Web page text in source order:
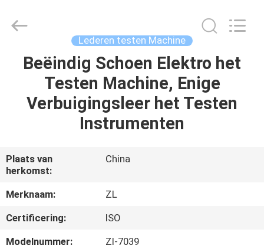
HUIS
PRODUCTEN
ONGEVEER
ONS
FABRIEKSREIS
Technology
Lederen testen Machine
Beëindig Schoen Elektro het
Testen Machine, Enige
Verbuigingsleer het Testen
Instrumenten
Plaats van
herkomst:
China
Merknaam:
ZL
Certificering:
ISO
Modelnummer:
Zl-7039